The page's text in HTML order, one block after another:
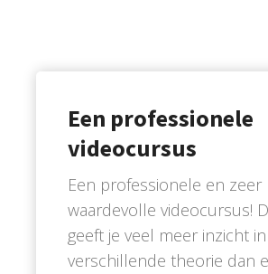
Een professionele
videocursus
Een professionele en zeer
waardevolle videocursus!
geeft je veel meer inzicht in
verschillende theorie dan